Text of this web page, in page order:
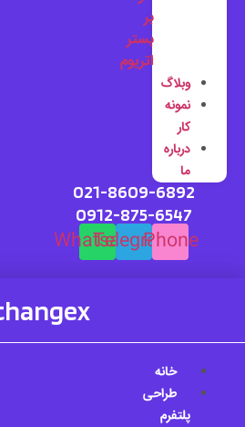
بر
بستر
اتریوم
وبلاگ
نمونه
کار
درباره
ما
021-8609-6892
0912-875-6547
Phone
Telegram
Whatsapp
changex
خانه
طراحی
پلتفرم